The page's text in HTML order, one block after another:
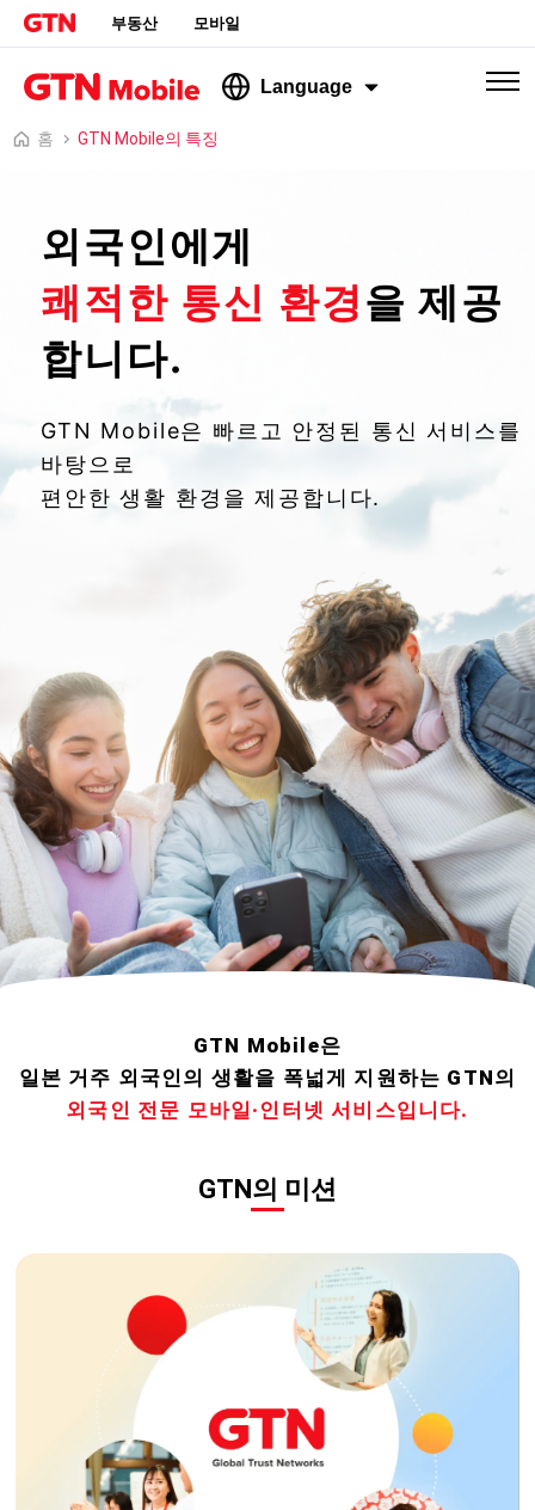
부동산 모바일
Language
홈 GTN Mobile의 특징
외국인에게
쾌적한 통신 환경을 제공
합니다.
GTN Mobile은 빠르고 안정된 통신 서비스를
바탕으로
편안한 생활 환경을 제공합니다.
GTN Mobile은
일본 거주 외국인의 생활을 폭넓게 지원하는 GTN의
외국인 전문 모바일·인터넷 서비스입니다.
GTN의 미션